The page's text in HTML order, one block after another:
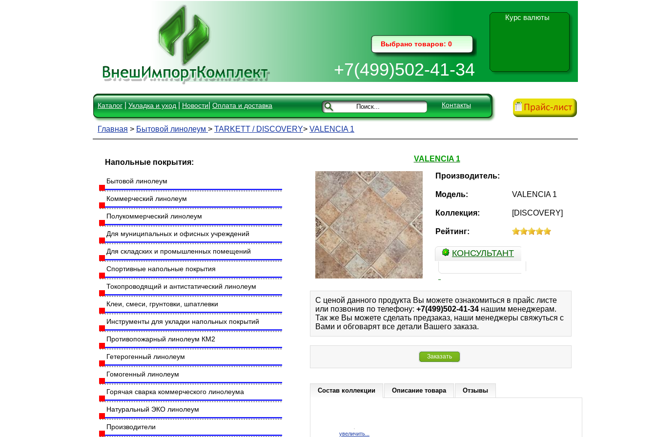
Выбрано товаров: 0
+7(499)502-41-34
Курс валюты
Каталог Укладка и уход Новости Оплата и доставка Контакты
Главная > Бытовой линолеум > TARKETT / DISCOVERY> VALENCIA 1
Напольные покрытия:
Бытовой линолеум
Коммерческий линолеум
Полукоммерческий линолеум
Для муниципальных и офисных учреждений
Для складских и промышленных помещений
Спортивные напольные покрытия
Токопроводящий и антистатический линолеум
Клеи, смеси, грунтовки, шпатлевки
Инструменты для укладки напольных покрытий
Противопожарный линолеум КМ2
Гетерогенный линолеум
Гомогенный линолеум
Горячая сварка коммерческого линолеума
Натуральный ЭКО линолеум
Производители
VALENCIA 1
Производитель:
Модель: VALENCIA 1
Коллекция: [DISCOVERY]
Рейтинг:
КОНСУЛЬТАНТ
С ценой данного продукта Вы можете ознакомиться в прайс листе
или позвонив по телефону: +7(499)502-41-34 нашим менеджерам.
Так же Вы можете сделать предзаказ, наши менеджеры свяжуться с
Вами и обговарят все детали Вашего заказа.
Заказать
Состав коллекции Описание товара Отзывы
увеличить...